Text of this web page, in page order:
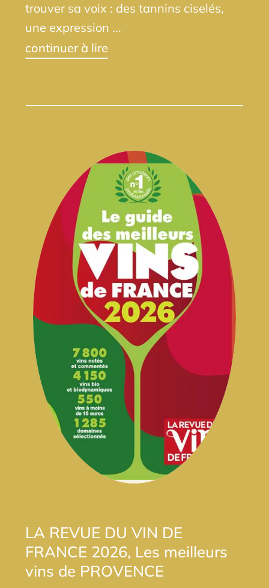
trouver sa voix : des tannins ciselés,
une expression ...
continuer à lire
LA REVUE DU VIN DE
FRANCE 2026, Les meilleurs
vins de PROVENCE